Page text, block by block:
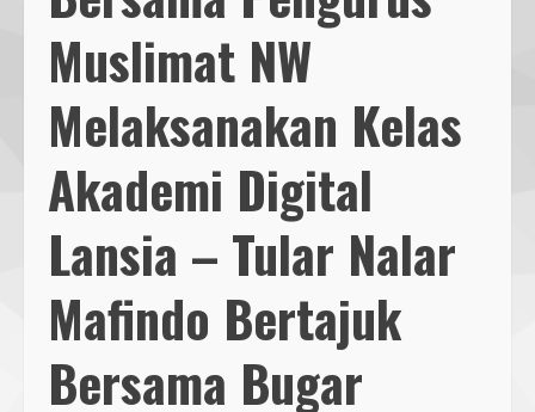
Muslimat NW
Melaksanakan Kelas
Akademi Digital
Lansia – Tular Nalar
Mafindo Bertajuk
Bersama Bugar